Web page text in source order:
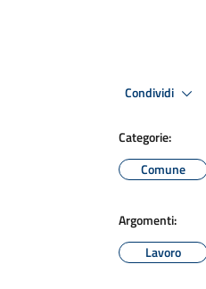
Condividi
Categorie:
Comune
Argomenti:
Lavoro